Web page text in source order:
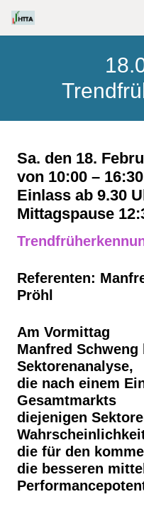
Sa. den 18.
von 10:00 –
Einlass ab 9.30
Mittagspause
Referenten:
Pröhl
Am Vormittag
Manfred
Sektorenanalyse,
die nach einem
Gesamtmarkts
diejenigen
die für den
die besseren